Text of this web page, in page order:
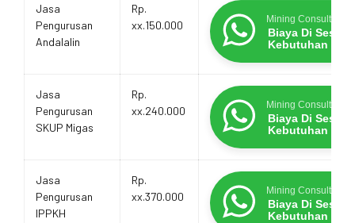
Jasa
Pengurusan
Andalalin
Rp.
xx.150.000
Mining Consultants
Biaya Di
Kebutuhan
Jasa
Pengurusan
SKUP Migas
Rp.
xx.240.000
Mining Consultants
Biaya Di
Kebutuhan
Jasa
Pengurusan
IPPKH
Rp.
xx.370.000
Mining Consultants
Biaya Di
Kebutuhan